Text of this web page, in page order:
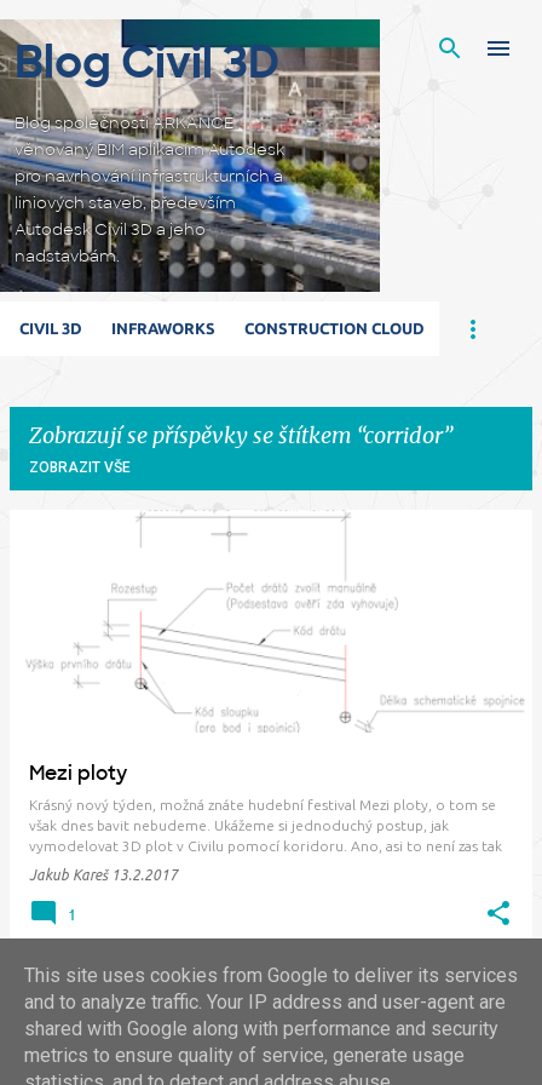
Blog Civil 3D
Blog společnosti ARKANCE
věnovaný BIM aplikacím Autodesk
pro navrhování infrastrukturních a
liniových staveb, především
Autodesk Civil 3D a jeho
nadstavbám.
CIVIL 3D INFRAWORKS CONSTRUCTION CLOUD
Zobrazují se příspěvky se štítkem corridor
ZOBRAZIT VŠE
Mezi ploty
Krásný nový týden, možná znáte hudební festival Mezi ploty, o tom se
však dnes bavit nebudeme. Ukážeme si jednoduchý postup, jak
vymodelovat 3D plot v Civilu pomocí koridoru. Ano, asi to není zas tak
častý problém projektantů, ale proč si to neukázat, když je to tak
Jakub Kareš 13.2.2017
1
DALŠÍ PŘÍSPĚVKY
This site uses cookies from Google to deliver its services
and to analyze traffic. Your IP address and user-agent are
shared with Google along with performance and security
metrics to ensure quality of service, generate usage